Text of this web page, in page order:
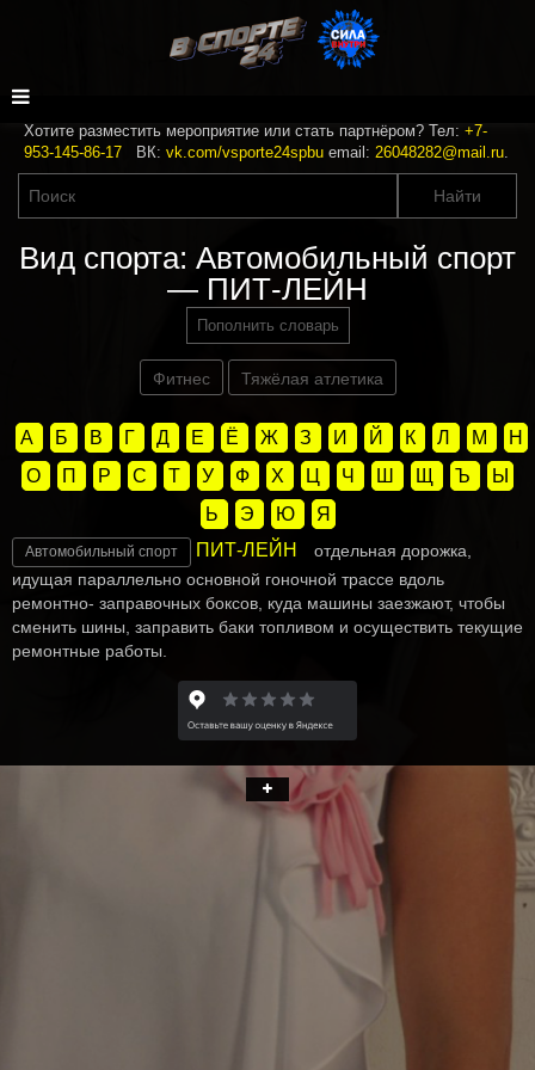
Хотите разместить мероприятие или стать партнёром? Тел: +7-
953-145-86-17 ВК: vk.com/vsporte24spbu email: 26048282@mail.ru.
Вид спорта: Автомобильный спорт
— ПИТ-ЛЕЙН
Пополнить словарь
Фитнес Тяжёлая атлетика
А Б В Г Д Е Ё Ж З И Й К Л М
Н
О
П Р С Т У Ф Х Ц Ч Ш Щ Ъ
Ы
Ь
Э Ю Я
Автомобильный спорт ПИТ-ЛЕЙН
отдельная дорожка,
идущая параллельно основной гоночной трассе вдоль
ремонтно- заправочных боксов, куда машины заезжают, чтобы
сменить шины, заправить баки топливом и осуществить текущие
ремонтные работы.